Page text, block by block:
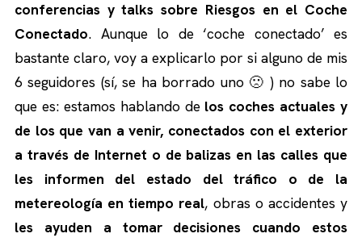
conferencias y talks sobre Riesgos en el Coche
Conectado. Aunque lo de ‘coche conectado’ es
bastante claro, voy a explicarlo por si alguno de mis
6 seguidores (sí, se ha borrado uno 🙁 ) no sabe lo
que es: estamos hablando de los coches actuales y
de los que van a venir, conectados con el exterior
a través de Internet o de balizas en las calles que
les informen del estado del tráfico o de la
metereología en tiempo real, obras o accidentes y
les ayuden a tomar decisiones cuando estos